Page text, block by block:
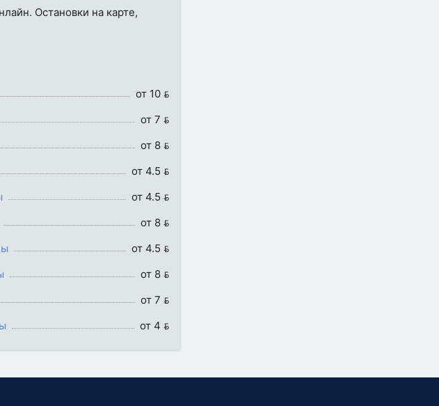
Остановки на карте,
от 10 
от 7 
от 8 
от 4.5 
от 4.5 
от 8 
от 4.5 
от 8 
от 7 
от 4 